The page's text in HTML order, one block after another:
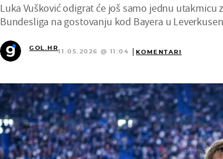
Luka Vušković odigrat će još samo jednu utakmicu
Bundesliga na gostovanju kod Bayera u
GOL.HR
11.05.2026 @ 11:04 KOMENTARI